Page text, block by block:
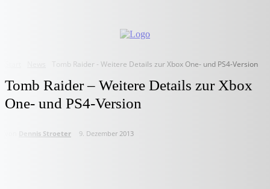
Tomb Raider - Weitere Details zur Xbox One- und PS4-Version
Tomb Raider – Weitere Details zur Xbox
One- und PS4-Version
Dennis Stroeter 9. Dezember 2013